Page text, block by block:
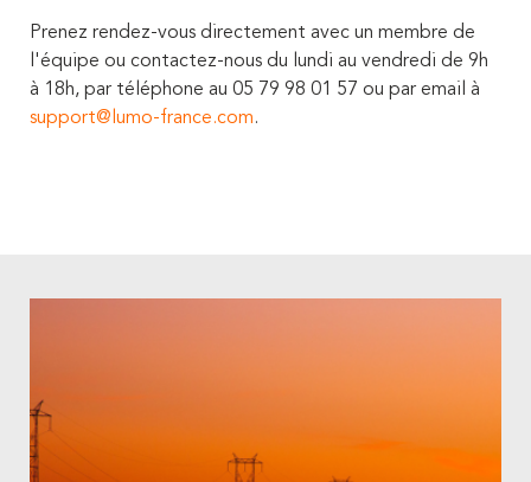
Prenez rendez-vous directement avec un membre de
l'équipe ou contactez-nous du lundi au vendredi de 9h
à 18h, par téléphone au 05 79 98 01 57 ou par email à
support@lumo-france.com.